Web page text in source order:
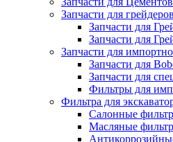
Запчасти для грейдеров
Запчасти для
Запчасти для
Запчасти для
Запчасти для
Запчасти для
Фильтры для
Фильтра для
Салонные
Масляные